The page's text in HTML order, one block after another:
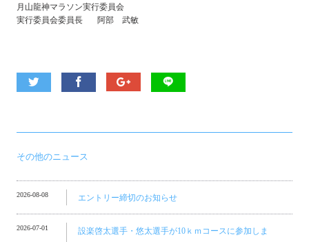
月山龍神マラソン実行委員会
実行委員会委員長 阿部 武敏
その他のニュース
2026-08-08 エントリー締切のお知らせ
2026-07-01
設楽啓太選手・悠太選手が10ｋｍコースに参加しま